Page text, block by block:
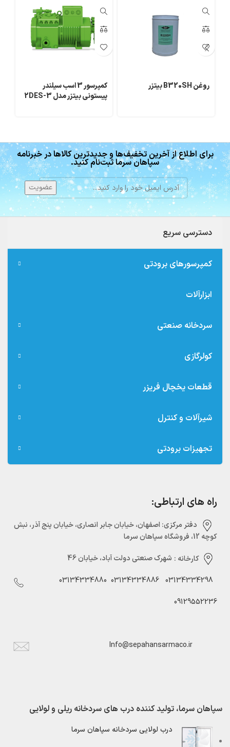
روغن B320SH بیتزر
کمپرسور 3 اسب سیلندر
پیستونی بیتزر مدل 2DES-3
برای اطلاع از آخرین تخفیف‌ها و جدیدترین کالاها در خبرنامه
سپاهان سرما ثبت‌نام کنید.
دسترسی سریع
کمپرسورهای برودتی
ابزارآلات
سردخانه صنعتی
کولرگازی
قطعات یخچال فریزر
شیرآلات و کنترل
تجهیزات برودتی
راه های ارتباطی:
دفتر مرکزی:‌ اصفهان، خیابان جابر انصاری، خیابان پنج آذر، نبش
کوچه 12، فروشگاه سپاهان سرما
کارخانه : شهرک صنعتی دولت آباد، خیابان 46
03134334298
03134334886
03134334880
09129552236
Info@sepahansarmaco.ir
سپاهان سرما، تولید کننده درب های سردخانه ریلی و لولایی
درب لولایی سردخانه سپاهان سرما